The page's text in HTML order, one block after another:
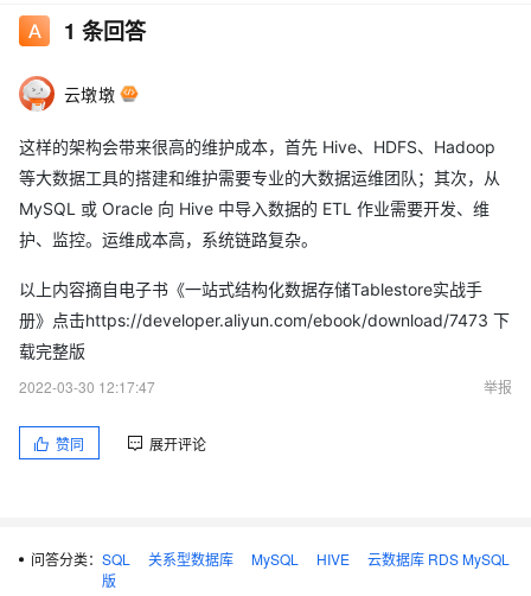
1 条回答
云墩墩
这样的架构会带来很高的维护成本，首先 Hive、HDFS、Hadoop
等大数据工具的搭建和维护需要专业的大数据运维团队；其次，从
MySQL 或 Oracle 向 Hive 中导入数据的 ETL 作业需要开发、维
护、监控。运维成本高，系统链路复杂。
以上内容摘自电子书《一站式结构化数据存储Tablestore实战手
册》点击https://developer.aliyun.com/ebook/download/7473 下
载完整版
2022-03-30 12:17:47
举报
赞同 展开评论
问答分类： SQL 关系型数据库 MySQL HIVE
云数据库 RDS MySQL
版